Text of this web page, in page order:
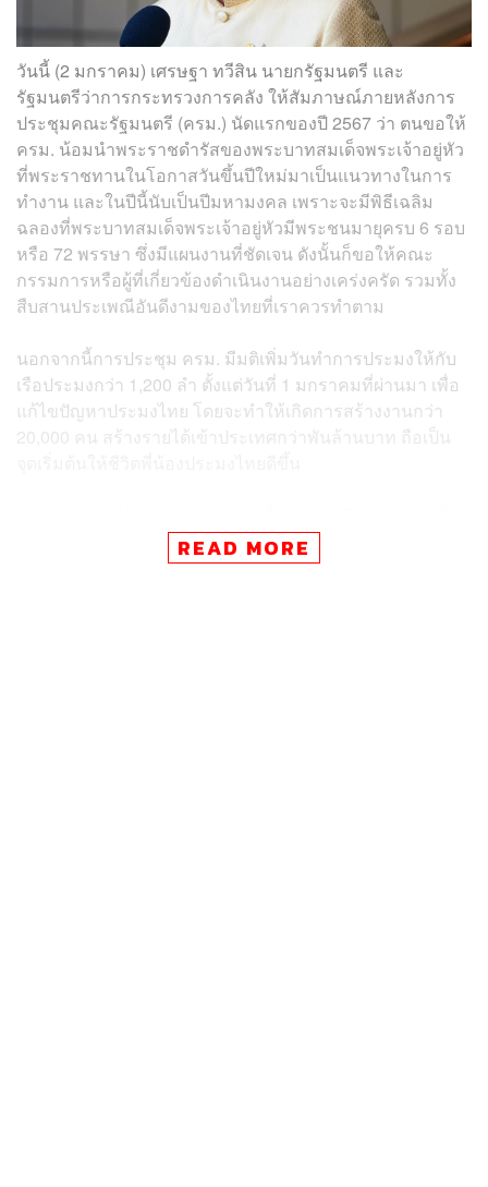
วันนี้ (2 มกราคม) เศรษฐา ทวีสิน นายกรัฐมนตรี และ
รัฐมนตรีว่าการกระทรวงการคลัง ให้สัมภาษณ์ภายหลังการ
ประชุมคณะรัฐมนตรี (ครม.) นัดแรกของปี 2567 ว่า ตนขอให้
ครม. น้อมนำพระราชดำรัสของพระบาทสมเด็จพระเจ้าอยู่หัว
ที่พระราชทานในโอกาสวันขึ้นปีใหม่มาเป็นแนวทางในการ
ทำงาน และในปีนี้นับเป็นปีมหามงคล เพราะจะมีพิธีเฉลิม
ฉลองที่พระบาทสมเด็จพระเจ้าอยู่หัวมีพระชนมายุครบ 6 รอบ
หรือ 72 พรรษา ซึ่งมีแผนงานที่ชัดเจน ดังนั้นก็ขอให้คณะ
กรรมการหรือผู้ที่เกี่ยวข้องดำเนินงานอย่างเคร่งครัด รวมทั้ง
สืบสานประเพณีอันดีงามของไทยที่เราควรทำตาม
นอกจากนี้การประชุม ครม. มีมติเพิ่มวันทำการประมงให้กับ
เรือประมงกว่า 1,200 ลำ ตั้งแต่วันที่ 1 มกราคมที่ผ่านมา เพื่อ
แก้ไขปัญหาประมงไทย โดยจะทำให้เกิดการสร้างงานกว่า
20,000 คน สร้างรายได้เข้าประเทศกว่าพันล้านบาท ถือเป็น
ชอบให้รายงานผลการดำเนินงานของไทย ตามอนุสัญญาว่า
ด้วยการขจัดการเลือกปฏิบัติต่อสตรีในทุกรูปแบบ เพื่อเป็น
READ MORE